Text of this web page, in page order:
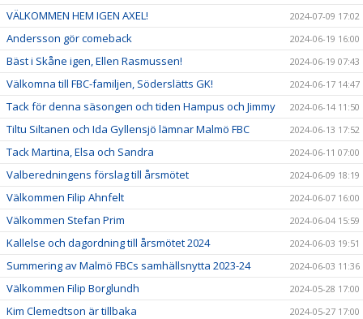
VÄLKOMMEN HEM IGEN AXEL! 2024-07-09 17:02
Andersson gör comeback 2024-06-19 16:00
Bäst i Skåne igen, Ellen Rasmussen! 2024-06-19 07:43
Välkomna till FBC-familjen, Söderslätts GK! 2024-06-17 14:47
Tack för denna säsongen och tiden Hampus och Jimmy 2024-06-14 11:50
Tiltu Siltanen och Ida Gyllensjö lämnar Malmö FBC 2024-06-13 17:52
Tack Martina, Elsa och Sandra 2024-06-11 07:00
Valberedningens förslag till årsmötet 2024-06-09 18:19
Välkommen Filip Ahnfelt 2024-06-07 16:00
Välkommen Stefan Prim 2024-06-04 15:59
Kallelse och dagordning till årsmötet 2024 2024-06-03 19:51
Summering av Malmö FBCs samhällsnytta 2023-24 2024-06-03 11:36
Välkommen Filip Borglundh 2024-05-28 17:00
Kim Clemedtson är tillbaka 2024-05-27 17:00